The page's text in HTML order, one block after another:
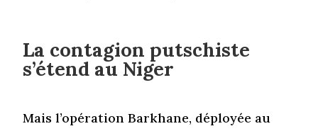
La contagion putschiste
s’étend au Niger
Mais l’opération Barkhane, déployée au